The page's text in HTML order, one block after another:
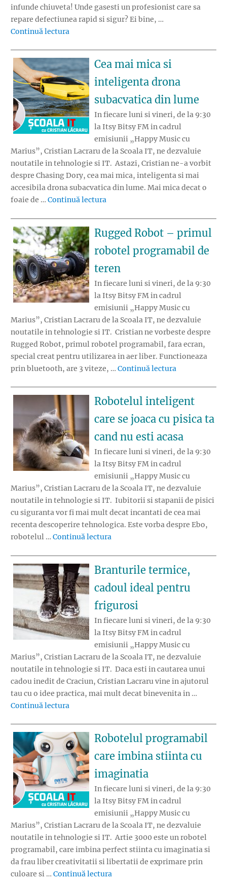
infunde chiuveta! Unde gasesti un profesionist care sa
repare defectiunea rapid si sigur? Ei bine, …
Continuă lectura
Cea mai mica si
inteligenta drona
subacvatica din lume
In fiecare luni si vineri, de la 9:30
la Itsy Bitsy FM in cadrul
emisiunii „Happy Music cu
Marius”, Cristian Lacraru de la Scoala IT, ne dezvaluie
noutatile in tehnologie si IT. Astazi, Cristian ne-a vorbit
despre Chasing Dory, cea mai mica, inteligenta si mai
accesibila drona subacvatica din lume. Mai mica decat o
foaie de … Continuă lectura
Rugged Robot – primul
robotel programabil de
teren
In fiecare luni si vineri, de la 9:30
la Itsy Bitsy FM in cadrul
emisiunii „Happy Music cu
Marius”, Cristian Lacraru de la Scoala IT, ne dezvaluie
noutatile in tehnologie si IT. Cristian ne vorbeste despre
Rugged Robot, primul robotel programabil, fara ecran,
special creat pentru utilizarea in aer liber. Functioneaza
prin bluetooth, are 3 viteze, … Continuă lectura
Robotelul inteligent
care se joaca cu pisica ta
cand nu esti acasa
In fiecare luni si vineri, de la 9:30
la Itsy Bitsy FM in cadrul
emisiunii „Happy Music cu
Marius”, Cristian Lacraru de la Scoala IT, ne dezvaluie
noutatile in tehnologie si IT. Iubitorii si stapanii de pisici
cu siguranta vor fi mai mult decat incantati de cea mai
recenta descoperire tehnologica. Este vorba despre Ebo,
robotelul … Continuă lectura
Branturile termice,
cadoul ideal pentru
frigurosi
In fiecare luni si vineri, de la 9:30
la Itsy Bitsy FM in cadrul
emisiunii „Happy Music cu
Marius”, Cristian Lacraru de la Scoala IT, ne dezvaluie
noutatile in tehnologie si IT. Daca esti in cautarea unui
cadou inedit de Craciun, Cristian Lacraru vine in ajutorul
tau cu o idee practica, mai mult decat binevenita in …
Continuă lectura
Robotelul programabil
care imbina stiinta cu
imaginatia
In fiecare luni si vineri, de la 9:30
la Itsy Bitsy FM in cadrul
emisiunii „Happy Music cu
Marius”, Cristian Lacraru de la Scoala IT, ne dezvaluie
noutatile in tehnologie si IT. Artie 3000 este un robotel
programabil, care imbina perfect stiinta cu imaginatia si
da frau liber creativitatii si libertatii de exprimare prin
culoare si … Continuă lectura